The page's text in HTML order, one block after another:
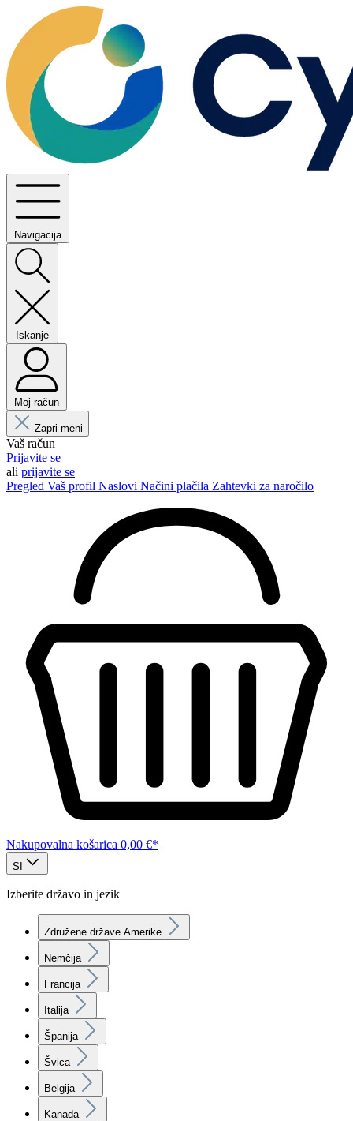
Navigacija
Iskanje
Moj račun
Zapri meni
Vaš račun
Prijavite se
ali prijavite se
Pregled Vaš profil Naslovi Načini plačila Zahtevki za naročilo
Nakupovalna košarica 0,00 €*
SI
Izberite državo in jezik
Združene države Amerike
Nemčija
Francija
Italija
Španija
Švica
Belgija
Kanada